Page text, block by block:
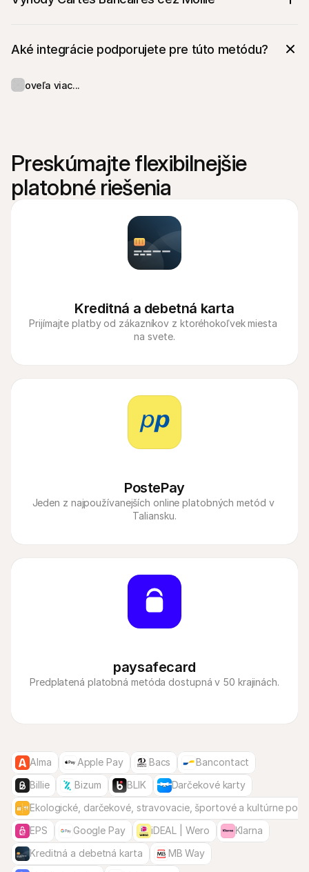
Aké integrácie podporujete pre túto metódu?
oveľa viac...
Preskúmajte flexibilnejšie
platobné riešenia
Kreditná a debetná karta
Prijímajte platby od zákazníkov z ktoréhokoľvek miesta
na svete.
PostePay
Jeden z najpoužívanejších online platobných metód v
Taliansku.
paysafecard
Predplatená platobná metóda dostupná v 50 krajinách.
Alma Apple Pay Bacs
Bancontact
Billie
Bizum BLIK
Darčekové karty
Ekologické, darčekové, stravovacie, športové a kultúrne
EPS
Google Pay iDEAL | Wero
Klarna
Kreditná a debetná karta
MB Way